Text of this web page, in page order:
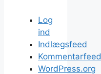
Log
ind
Indlægsfeed
Kommentarfeed
WordPress.org